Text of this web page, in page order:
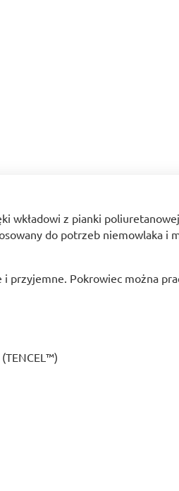
wkładowi z pianki
do potrzeb niemowlaka i
i przyjemne. Pokrowiec można